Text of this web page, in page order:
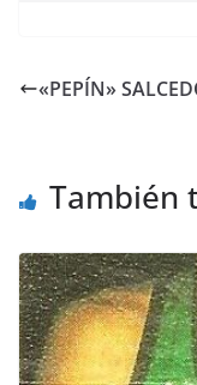
«PEPÍN»
También